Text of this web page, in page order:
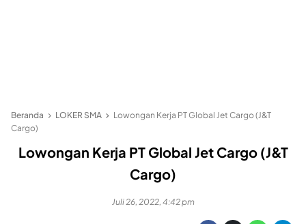
Beranda LOKER SMA
Lowongan Kerja PT Global Jet Cargo (J&T
Cargo)
Lowongan Kerja PT Global Jet Cargo (J&T
Cargo)
Juli 26, 2022, 4:42 pm